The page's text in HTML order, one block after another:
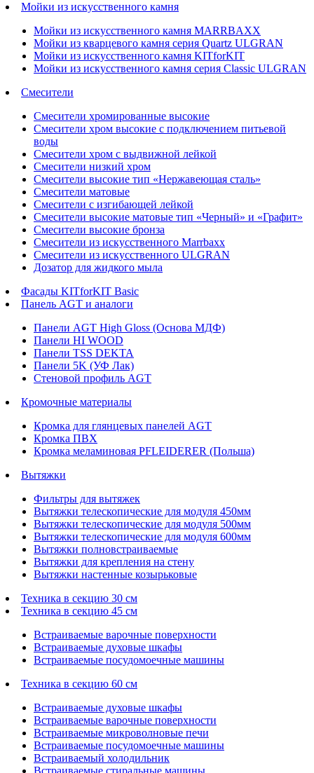
Мойки из искусственного камня
Мойки из искусственного камня MARRBAXX
Мойки из кварцевого камня серия Quartz ULGRAN
Мойки из искусственного камня KITforKIT
Мойки из искусственного камня серия Classic ULGRAN
Смесители
Смесители хромированные высокие
Смесители хром высокие с подключением питьевой
воды
Смесители хром с выдвижной лейкой
Смесители низкий хром
Смесители высокие тип «Нержавеющая сталь»
Смесители матовые
Смесители с изгибающей лейкой
Смесители высокие матовые тип «Черный» и «Графит»
Смесители высокие бронза
Смесители из искусственного Marrbaxx
Смесители из искусственного ULGRAN
Дозатор для жидкого мыла
Фасады KITforKIT Basic
Панель AGT и аналоги
Панели AGT High Gloss (Основа МДФ)
Панели HI WOOD
Панели TSS DEKTA
Панели 5K (УФ Лак)
Стеновой профиль AGT
Кромочные материалы
Кромка для глянцевых панелей AGT
Кромка ПВХ
Кромка меламиновая PFLEIDERER (Польша)
Вытяжки
Фильтры для вытяжек
Вытяжки телескопические для модуля 450мм
Вытяжки телескопические для модуля 500мм
Вытяжки телескопические для модуля 600мм
Вытяжки полновстраиваемые
Вытяжки для крепления на стену
Вытяжки настенные козырьковые
Техника в секцию 30 см
Техника в секцию 45 см
Встраиваемые варочные поверхности
Встраиваемые духовые шкафы
Встраиваемые посудомоечные машины
Техника в секцию 60 см
Встраиваемые духовые шкафы
Встраиваемые варочные поверхности
Встраиваемые микроволновые печи
Встраиваемые посудомоечные машины
Встраиваемый холодильник
Встраиваемые стиральные машины